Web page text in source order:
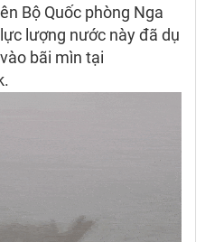
Bộ Quốc phòng Nga
lượng nước này đã dụ
bãi mìn tại